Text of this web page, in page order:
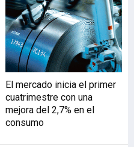
El mercado inicia el primer
cuatrimestre con una
mejora del 2,7% en el
consumo